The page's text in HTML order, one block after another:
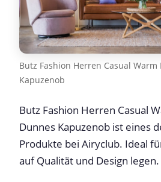
Butz Fashion Herren Casual Warm
Kapuzenob
Butz Fashion Herren Casual
Dunnes Kapuzenob ist eines
Produkte bei Airyclub. Ideal
auf Qualität und Design legen.